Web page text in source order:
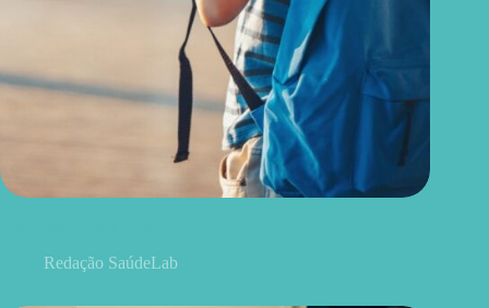
Redação SaúdeLab